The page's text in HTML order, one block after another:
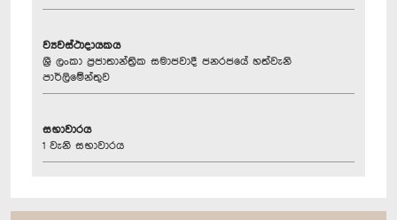
ව්‍යවස්ථාදායකය
ශ්‍රී ලංකා ප්‍රජාතාන්ත්‍රික සමාජවාදී ජනරජයේ හත්වැනි
පාර්ලිමේන්තුව
සභාවාරය
1 වැනි සභාවාරය